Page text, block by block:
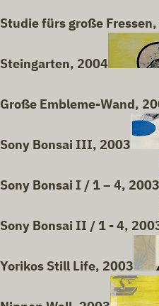
Studie fürs große
Steingarten, 2004
Große Embleme-Wand,
Sony Bonsai III, 2003
Sony Bonsai I / 1 – 4, 2003
Sony Bonsai II / 1 - 4,
Yorikos Still Life, 2003